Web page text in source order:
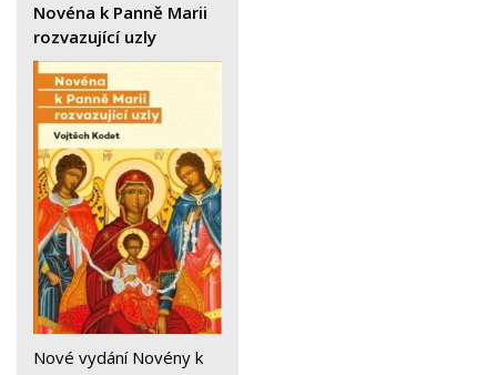
Novéna k Panně Marii
rozvazující uzly
Nové vydání Novény k